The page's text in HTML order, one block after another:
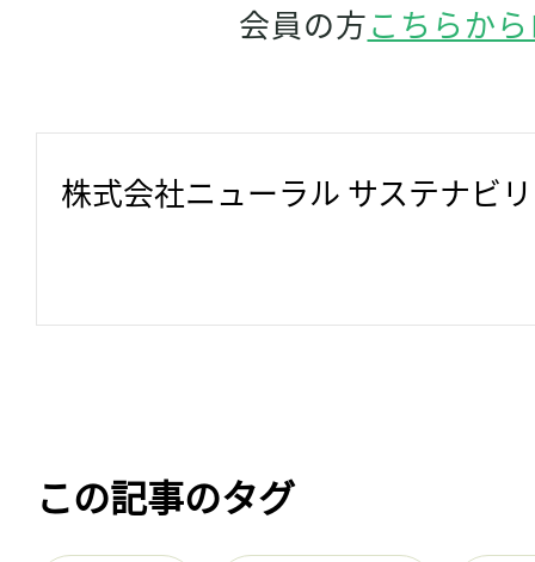
会員の方こちらか
株式会社ニューラル サステナビ
この記事のタグ